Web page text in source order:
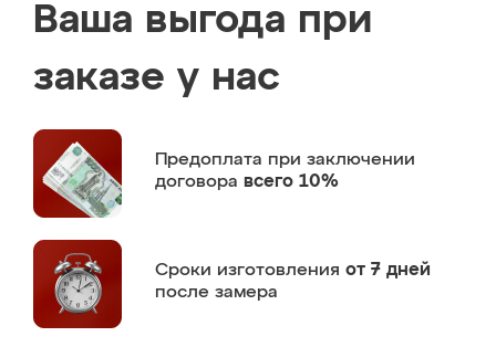
Ваша выгода при
заказе у нас
Предоплата при заключении
договора всего 10%
Сроки изготовления от 7 дней
после замера